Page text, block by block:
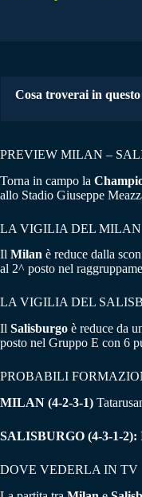
Cosa troverai in
PREVIEW MILAN –
Torna in campo la
allo Stadio Giuseppe
LA VIGILIA DEL MILAN
Il Milan è reduce dalla
al 2^ posto nel
LA VIGILIA DEL
Il Salisburgo è reduce da
posto nel Gruppo E con 6
PROBABILI
MILAN (4-2-3-1)
SALISBURGO (4-3-1-2):
DOVE VEDERLA IN TV